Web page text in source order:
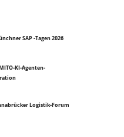
SAP -Tagen 2026
KI-Agenten-
Logistik-Forum